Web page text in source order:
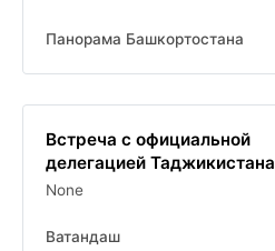
Панорама Башкортостана
Встреча с официальной
делегацией Таджикистана
None
Ватандаш